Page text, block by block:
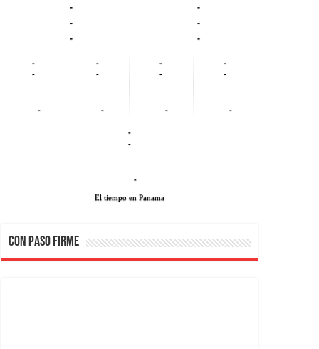
-
-
-
-
-
-
-
-
-
-
-
-
-
-
-
-
-
-
-
-
-
El tiempo en Panama
CON PASO FIRME